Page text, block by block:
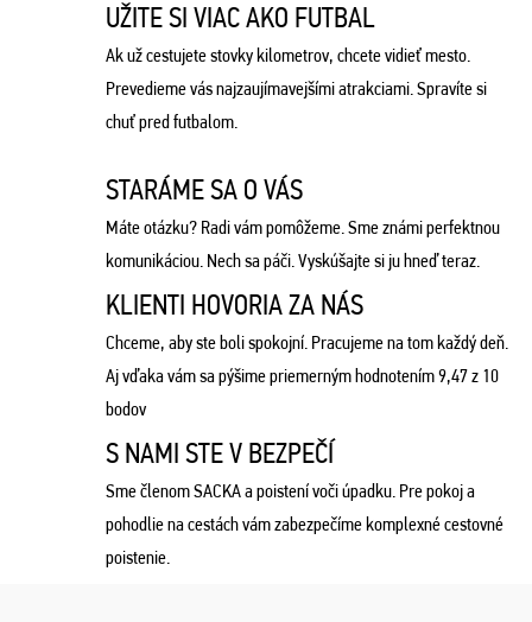
UŽITE SI VIAC AKO FUTBAL
Ak už cestujete stovky kilometrov, chcete vidieť mesto.
Prevedieme vás najzaujímavejšími atrakciami. Spravíte si
chuť pred futbalom.
STARÁME SA O VÁS
Máte otázku? Radi vám pomôžeme. Sme známi perfektnou
komunikáciou. Nech sa páči. Vyskúšajte si ju hneď teraz.
KLIENTI HOVORIA ZA NÁS
Chceme, aby ste boli spokojní. Pracujeme na tom každý deň.
Aj vďaka vám sa pýšime priemerným hodnotením 9,47 z 10
bodov
S NAMI STE V BEZPEČÍ
Sme členom SACKA a poistení voči úpadku. Pre pokoj a
pohodlie na cestách vám zabezpečíme komplexné cestovné
poistenie.